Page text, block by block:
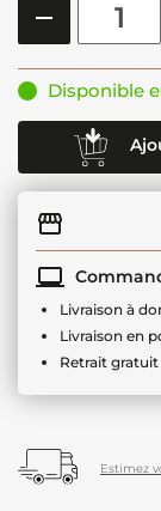
Disponible
Livraison à
Livraison en
Retrait
Estimez